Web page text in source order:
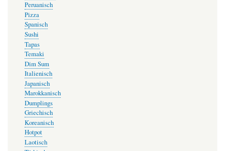
Peruanisch
Pizza
Spanisch
Sushi
Tapas
Temaki
Dim Sum
Italienisch
Japanisch
Marokkanisch
Dumplings
Griechisch
Koreanisch
Hotpot
Laotisch